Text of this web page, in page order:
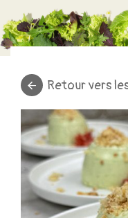
Retour vers